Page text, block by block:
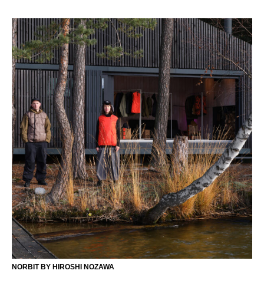
NORBIT BY HIROSHI NOZAWA